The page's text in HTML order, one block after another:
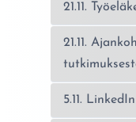
21.11.
21.11.
5.11.